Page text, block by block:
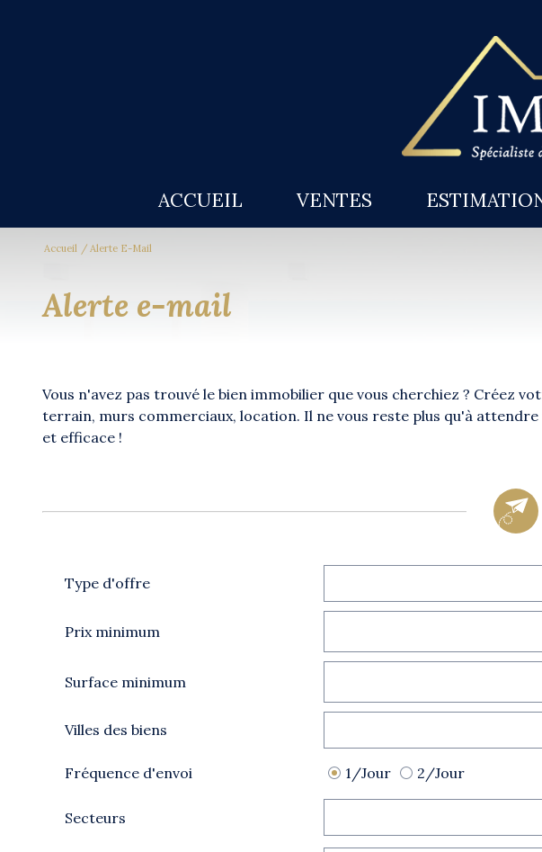
ACCUEIL VENTES
Accueil Alerte E-Mail
alerte e-mail
Vous n'avez pas trouvé le bien immobilier que vous cherchiez ? Créez
terrain, murs commerciaux, location. Il ne vous reste plus qu'à
et efficace !
Type d'offre
Prix minimum
Surface minimum
Villes des biens
Fréquence d'envoi 1/Jour 2/Jour
Secteurs